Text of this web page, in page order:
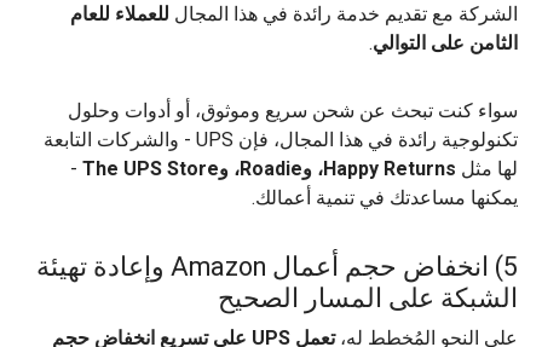
الشركة مع تقديم خدمة رائدة في هذا المجال للعملاء للعام
الثامن على التوالي.
سواء كنت تبحث عن شحن سريع وموثوق، أو أدوات وحلول
تكنولوجية رائدة في هذا المجال، فإن UPS - والشركات التابعة
لها مثل Happy Returns، وRoadie، وThe UPS Store
-
يمكنها مساعدتك في تنمية أعمالك.
5) انخفاض حجم أعمال Amazon وإعادة تهيئة
الشبكة على المسار الصحيح
على النحو المُخطط له، تعمل UPS على تسريع انخفاض حجم